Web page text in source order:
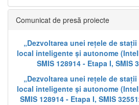
Comunicat de presă proiecte
„Dezvoltarea unei rețele de
local inteligente și autonome
SMIS 128914 - Etapa I, SMIS
„Dezvoltarea unei rețele de
local inteligente și autonome
SMIS 128914 - Etapa I, SMIS